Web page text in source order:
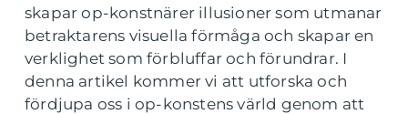
skapar op-konstnärer illusioner som utmanar
betraktarens visuella förmåga och skapar en
verklighet som förbluffar och förundrar. I
denna artikel kommer vi att utforska och
fördjupa oss i op-konstens värld genom att